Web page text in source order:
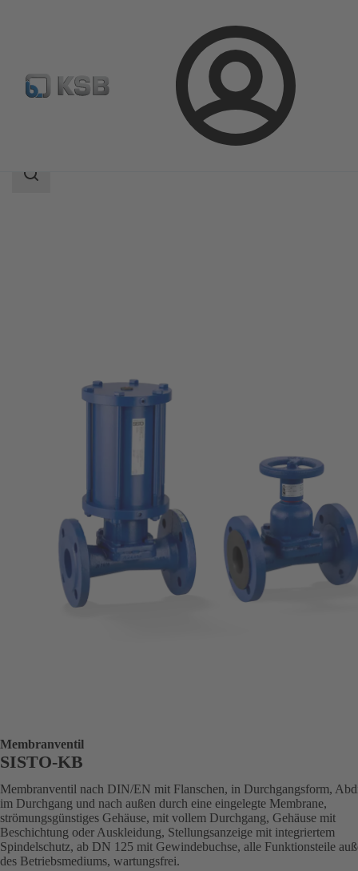
Login
SISTO-KB
Suchbereich
Membranventil
SISTO-KB
Membranventil nach DIN/EN mit Flanschen, in Durchgangsform,
im Durchgang und nach außen durch eine eingelegte Membrane,
strömungsgünstiges Gehäuse, mit vollem Durchgang, Gehäuse mit
Beschichtung oder Auskleidung, Stellungsanzeige mit integriertem
Spindelschutz, ab DN 125 mit Gewindebuchse, alle Funktionsteile
des Betriebsmediums, wartungsfrei.